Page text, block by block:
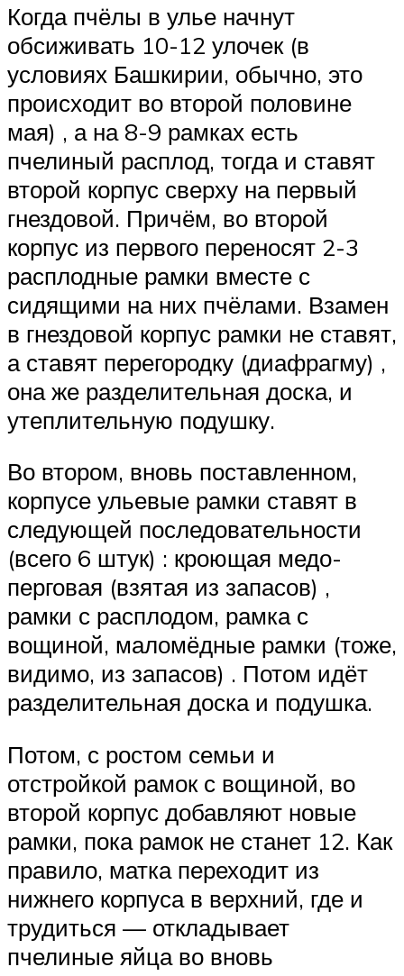
Когда пчёлы в улье начнут
обсиживать 10-12 улочек (в
условиях Башкирии, обычно, это
происходит во второй половине
мая) , а на 8-9 рамках есть
пчелиный расплод, тогда и ставят
второй корпус сверху на первый
гнездовой. Причём, во второй
корпус из первого переносят 2-3
расплодные рамки вместе с
сидящими на них пчёлами. Взамен
в гнездовой корпус рамки не ставят,
а ставят перегородку (диафрагму) ,
она же разделительная доска, и
утеплительную подушку.
Во втором, вновь поставленном,
корпусе ульевые рамки ставят в
следующей последовательности
(всего 6 штук) : кроющая медо-
перговая (взятая из запасов) ,
рамки с расплодом, рамка с
вощиной, маломёдные рамки (тоже,
видимо, из запасов) . Потом идёт
разделительная доска и подушка.
Потом, с ростом семьи и
отстройкой рамок с вощиной, во
второй корпус добавляют новые
рамки, пока рамок не станет 12. Как
правило, матка переходит из
нижнего корпуса в верхний, где и
трудиться — откладывает
пчелиные яйца во вновь